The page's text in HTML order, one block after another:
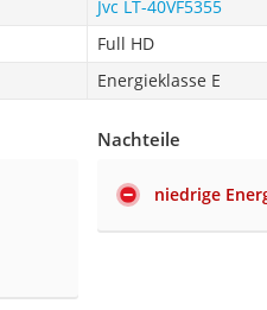
Jvc LT-40VF5355
Full HD
Energieklasse E
Nachteile
niedrige